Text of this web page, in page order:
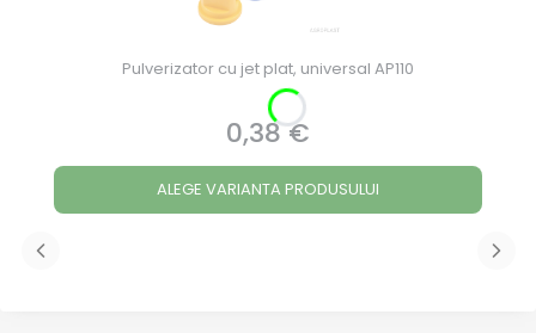
Pulverizator cu jet plat, universal AP110
Preț
0,38 €
ALEGE VARIANTA PRODUSULUI